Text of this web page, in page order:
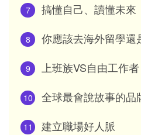
7 搞懂自己、讀懂未來
8 你應該去海外留學還
9 上班族VS自由工作
10 全球最會說故事的品
11 建立職場好人脈